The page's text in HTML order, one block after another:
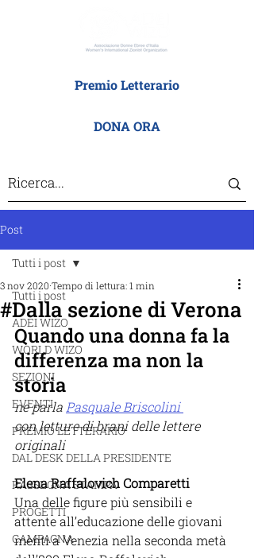
Premio Letterario
DONA ORA
Post
Tutti i post
ADEI WIZO
WORLD WIZO
SEZIONI
EVENTI
PREMIO LETTERARIO
DAL DESK DELLA PRESIDENTE
RASSEGNA STAMPA
PROGETTI
CAMPAGNA
Tutti i post
#Dalla sezione di Verona
3 nov 2020 Tempo di lettura: 1 min
Quando una donna fa la
differenza ma non la
storia
ne parla Pasquale Briscolini
con letture di brani delle lettere
originali
Elena Raffalovich Comparetti
Una delle figure più sensibili e
attente all’educazione delle giovani
menti a Venezia nella seconda metà